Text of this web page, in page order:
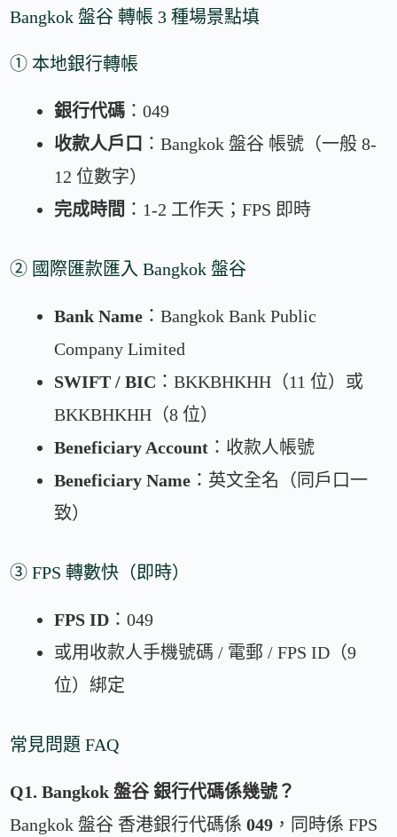
Bangkok 盤谷 轉帳 3 種場景點填
① 本地銀行轉帳
銀行代碼 ：049
收款人戶口 ：Bangkok 盤谷 帳號（一般 8-
12 位數字）
完成時間 ：1-2 工作天；FPS 即時
② 國際匯款匯入 Bangkok 盤谷
Bank Name ：Bangkok Bank Public
Company Limited
SWIFT / BIC ：BKKBHKHH（11 位）或
BKKBHKHH（8 位）
Beneficiary Account ：收款人帳號
Beneficiary Name ：英文全名（同戶口一
致）
③ FPS 轉數快（即時）
FPS ID ：049
或用收款人手機號碼 / 電郵 / FPS ID（9
位）綁定
常見問題 FAQ
Q1. Bangkok 盤谷 銀行代碼係幾號？
Bangkok 盤谷 香港銀行代碼係049 ，同時係 FPS